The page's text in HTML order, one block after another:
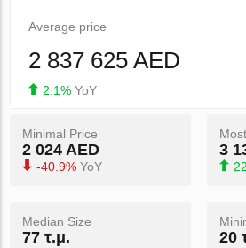
Average price
2 837 625 AED
2.1% YoY
Minimal Price
2 024 AED
-40.9% YoY
3
Median Size
77 τ.μ. 20